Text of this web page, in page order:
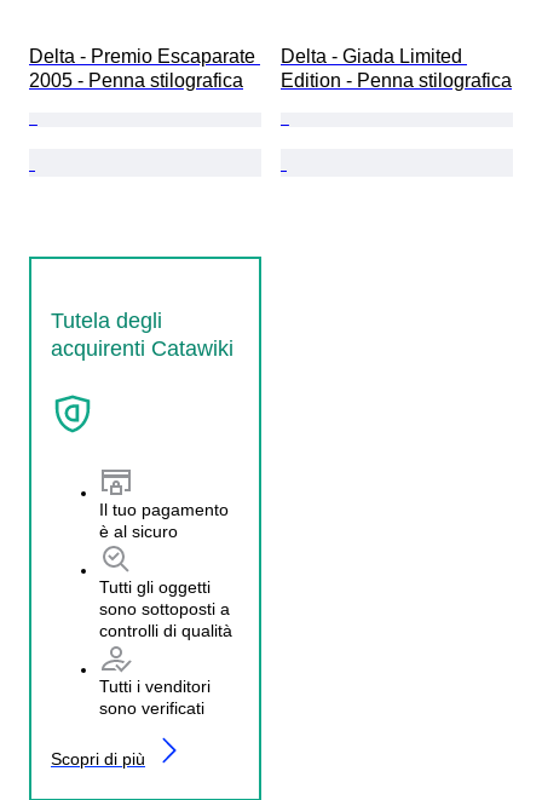
Delta - Premio Escaparate
2005 - Penna stilografica
Delta - Giada Limited
Edition - Penna stilografica
Tutela degli
acquirenti Catawiki
Il tuo pagamento
è al sicuro
Tutti gli oggetti
sono sottoposti a
controlli di qualità
Tutti i venditori
sono verificati
Scopri di più